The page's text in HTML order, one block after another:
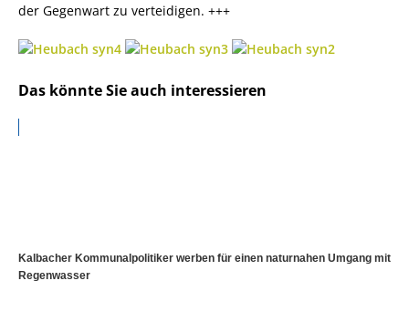
der Gegenwart zu verteidigen. +++
Das könnte Sie auch interessieren
Kalbacher Kommunalpolitiker werben für einen naturnahen Umgang mit
Regenwasser